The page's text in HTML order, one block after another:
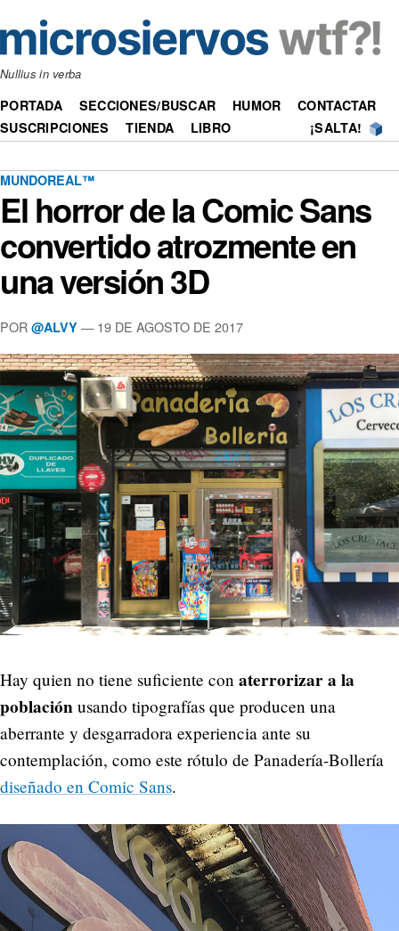
Nullius in verba
PORTADA SECCIONES/BUSCAR HUMOR
CONTACTAR
SUSCRIPCIONES
TIENDA LIBRO ¡SALTA!
MUNDOREAL™
El horror de la Comic Sans
convertido atrozmente en
una versión 3D
POR @ALVY —19 DE AGOSTO DE 2017
Hay quien no tiene suficiente con aterrorizar a la
población usando tipografías que producen una
aberrante y desgarradora experiencia ante su
contemplación, como este rótulo de Panadería-Bollería
diseñado en Comic Sans.